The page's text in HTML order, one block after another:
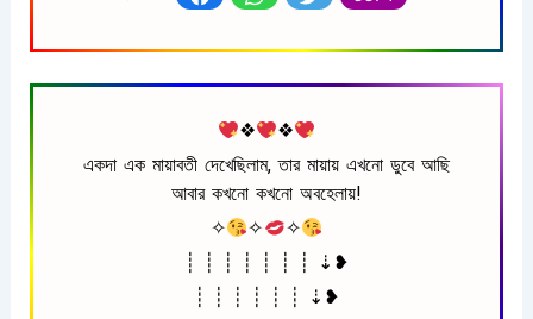
❖
❖
একদা এক মায়াবতী দেখেছিলাম, তার মায়ায় এখনো ডুবে আছি
আবার কখনো কখনো অবহেলায়!
✧
✧
✧
┊ ┊ ┊ ┊ ┊ ┊ ┊ ⇣❥
┊ ┊ ┊ ┊ ┊ ┊ ⇣❥